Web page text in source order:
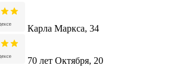
Карла Маркса, 34
70 лет Октября, 20